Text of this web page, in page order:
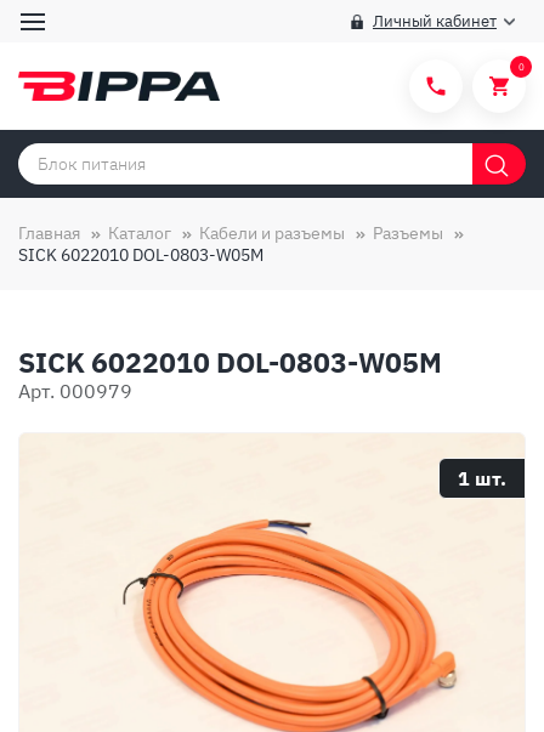
Личный кабинет
Категории товаров
Способы покупки
Вопросы и ответы
О компании
0
Главная Каталог Кабели и разъемы
Разъемы
SICK 6022010 DOL-0803-W05M
SICK 6022010 DOL-0803-W05M
Арт. 000979
1 шт.